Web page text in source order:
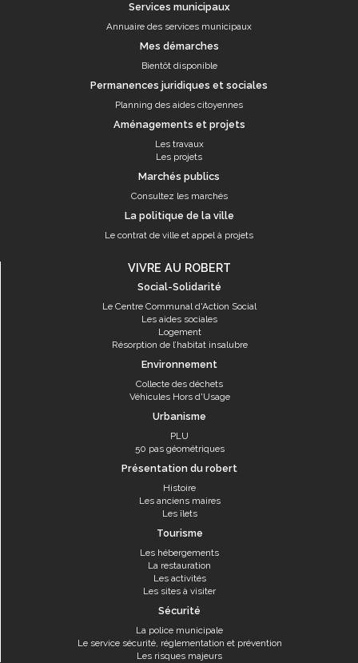
Services municipaux
Annuaire des services municipaux
Mes démarches
Bientôt disponible
Permanences juridiques et sociales
Planning des aides citoyennes
Aménagements et projets
Les travaux
Les projets
Marchés publics
Consultez les marchés
La politique de la ville
Le contrat de ville et appel à projets
VIVRE AU ROBERT
Social-Solidarité
Le Centre Communal d'Action Social
Les aides sociales
Logement
Résorption de l’habitat insalubre
Environnement
Collecte des déchets
Véhicules Hors d'Usage
Urbanisme
PLU
50 pas géométriques
Présentation du robert
Histoire
Les anciens maires
Les îlets
Tourisme
Les hébergements
La restauration
Les activités
Les sites à visiter
Sécurité
La police municipale
Le service sécurité, réglementation et prévention
Les risques majeurs